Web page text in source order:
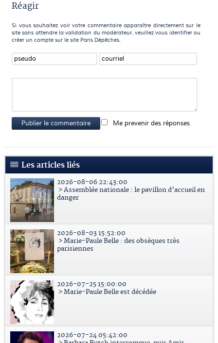
Réagir
Si vous souhaitez voir votre commentaire apparaître directement sur le
site sans attendre la validation du modérateur, veuillez vous identifier ou
créer un compte sur le site Paris Dépêches.
Publier le commentaire Me prevenir des réponses
Les articles liés
2026-08-06 22:43:00
> Assemblée nationale : le pavillon d'accueil en
danger
2026-08-03 15:52:00
> Marie-Paule Belle : des obsèques très
parisiennes
2026-07-25 15:00:00
> Marie-Paule Belle est décédée
2026-07-24 05:42:00